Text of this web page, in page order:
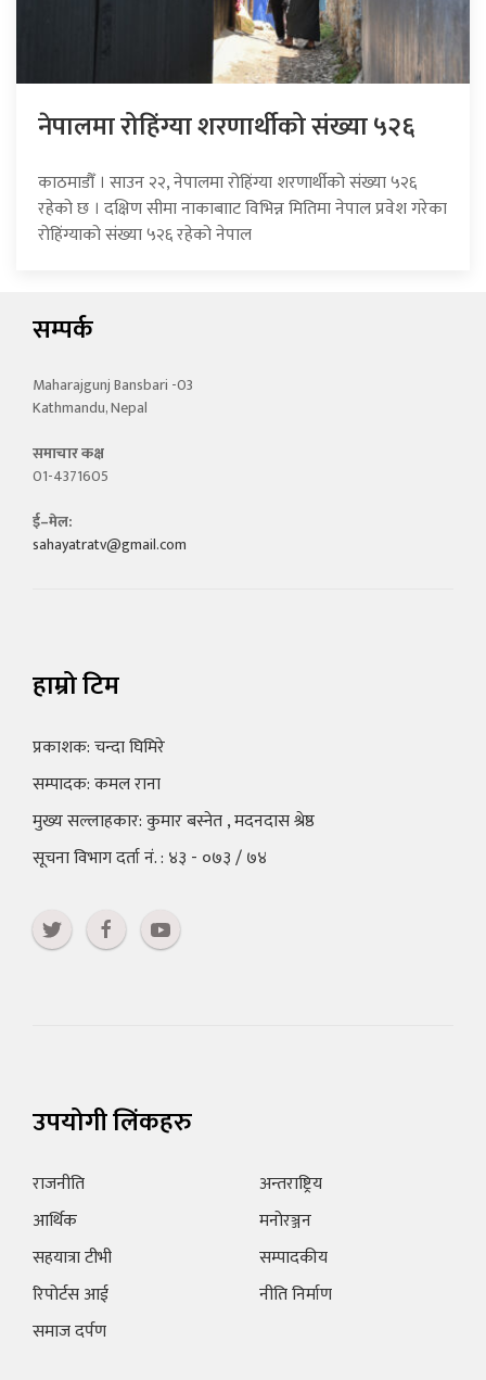
नेपालमा रोहिंग्या शरणार्थीको संख्या ५२६
काठमाडौँ । साउन २२, नेपालमा रोहिंग्या शरणार्थीको संख्या ५२६
रहेको छ । दक्षिण सीमा नाकाबााट विभिन्न मितिमा नेपाल प्रवेश गरेका
रोहिंग्याको संख्या ५२६ रहेको नेपाल
सम्पर्क
Maharajgunj Bansbari -03
Kathmandu, Nepal
समाचार कक्ष
01-4371605
ई–मेल:
sahayatratv@gmail.com
हाम्रो टिम
प्रकाशक: चन्दा घिमिरे
सम्पादक: कमल राना
मुख्य सल्लाहकार: कुमार बस्नेत , मदनदास श्रेष्ठ
सूचना विभाग दर्ता नं. : ४३ - ०७३ / ७४
उपयोगी लिंकहरु
राजनीति
आर्थिक
सहयात्रा टीभी
रिपोर्टस आई
समाज दर्पण
अन्तराष्ट्रिय
मनोरञ्जन
सम्पादकीय
नीति निर्माण